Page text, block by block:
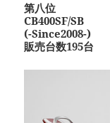
第八位
CB400SF/SB
(-Since2008-)
販売台数195台